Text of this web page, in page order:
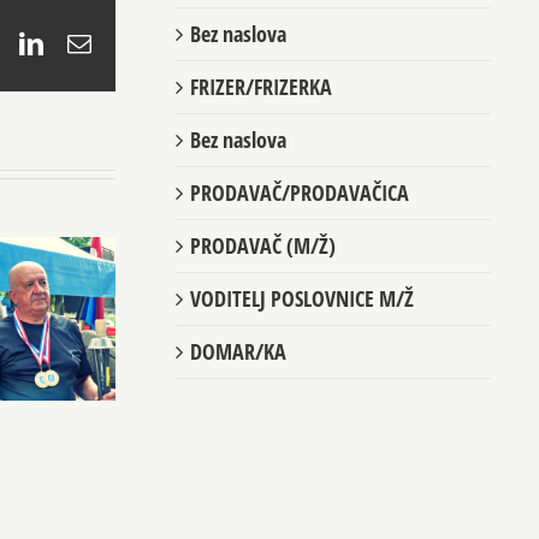
LinkedIn
Email
Bez naslova
FRIZER/FRIZERKA
Bez naslova
PRODAVAČ/PRODAVAČICA
PRODAVAČ (M/Ž)
VODITELJ POSLOVNICE M/Ž
DOMAR/KA